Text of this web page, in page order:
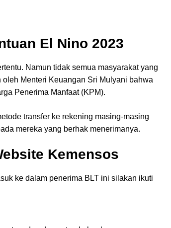
El Nino 2023
Namun tidak semua masyarakat yang
Menteri Keuangan Sri Mulyani bahwa
Penerima Manfaat (KPM).
transfer ke rekening masing-masing
mereka yang berhak menerimanya.
Kemensos
ke dalam penerima BLT ini silakan ikuti